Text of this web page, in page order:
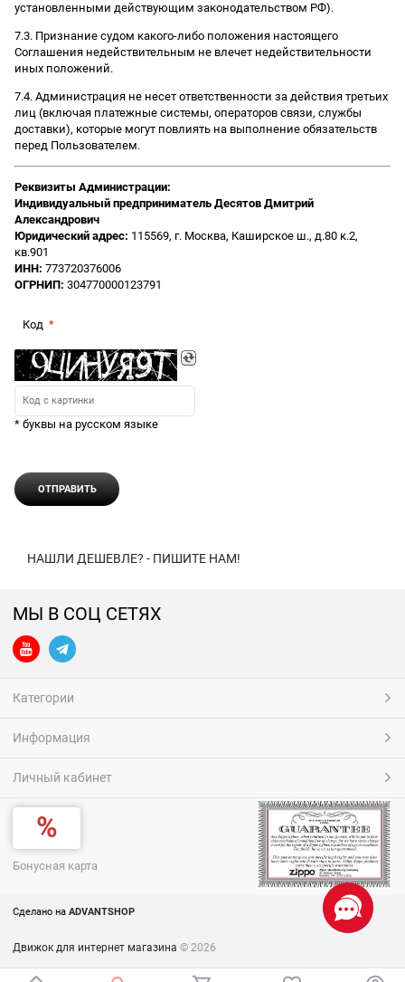
установленными действующим законодательством РФ).
7.3. Признание судом какого-либо положения настоящего
Соглашения недействительным не влечет недействительности
иных положений.
7.4. Администрация не несет ответственности за действия третьих
лиц (включая платежные системы, операторов связи, службы
доставки), которые могут повлиять на выполнение обязательств
перед Пользователем.
Реквизиты Администрации:
Индивидуальный предприниматель Десятов Дмитрий
Александрович
Юридический адрес: 115569, г. Москва, Каширское ш., д.80 к.2,
кв.901
ИНН: 773720376006
ОГРНИП: 304770000123791
Код
* буквы на русском языке
НАШЛИ ДЕШЕВЛЕ? - ПИШИТЕ НАМ!
МЫ В СОЦ СЕТЯХ
Категории
Информация
Личный кабинет
Бонусная карта
Сделано на ADVANTSHOP
Движок для интернет магазина © 2026